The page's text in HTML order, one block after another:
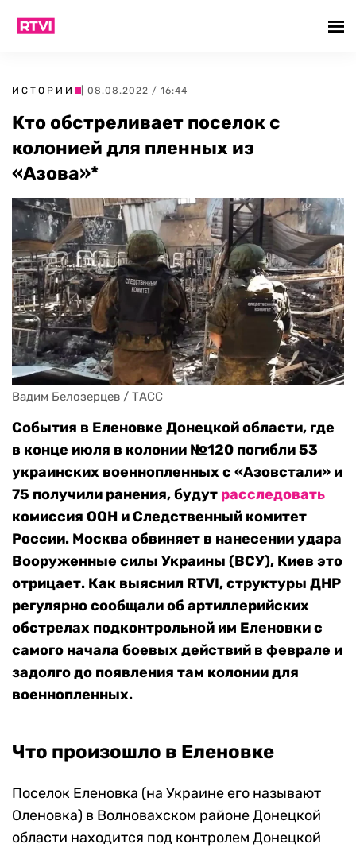
ИСТОРИИ | 08.08.2022 / 16:44
Кто обстреливает поселок с
колонией для пленных из
«Азова»*
Вадим Белозерцев / ТАСС
События в Еленовке Донецкой области, где
в конце июля в колонии №120 погибли 53
украинских военнопленных с «Азовстали» и
75 получили ранения, будут расследовать
комиссия ООН и Следственный комитет
России. Москва обвиняет в нанесении удара
Вооруженные силы Украины (ВСУ), Киев это
отрицает. Как выяснил RTVI, структуры ДНР
регулярно сообщали об артиллерийских
обстрелах подконтрольной им Еленовки с
самого начала боевых действий в феврале и
задолго до появления там колонии для
военнопленных.
Что произошло в Еленовке
Поселок Еленовка (на Украине его называют
Оленовка) в Волновахском районе Донецкой
области находится под контролем Донецкой